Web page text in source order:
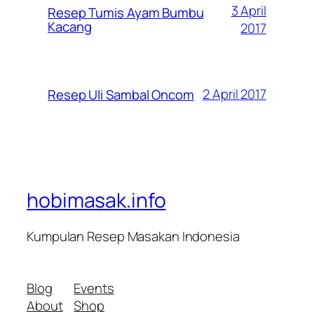
Resep Tumis Ayam Bumbu
Kacang
3 April
2017
Resep Uli Sambal Oncom 2 April 2017
hobimasak.info
Kumpulan Resep Masakan Indonesia
Blog
About
Events
Shop